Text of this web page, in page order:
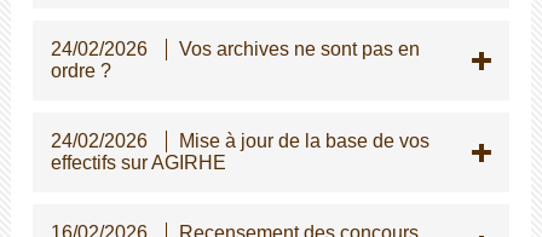
24/02/2026
Vos archives ne sont pas en
ordre ?
24/02/2026
Mise à jour de la base de vos
effectifs sur AGIRHE
16/02/2026
Recensement des concours